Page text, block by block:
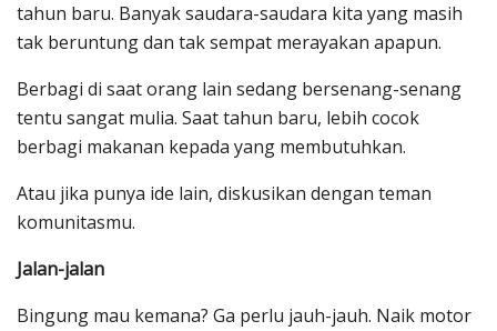
tahun baru. Banyak saudara-saudara kita yang masih
tak beruntung dan tak sempat merayakan apapun.
Berbagi di saat orang lain sedang bersenang-senang
tentu sangat mulia. Saat tahun baru, lebih cocok
berbagi makanan kepada yang membutuhkan.
Atau jika punya ide lain, diskusikan dengan teman
komunitasmu.
Jalan-jalan
Bingung mau kemana? Ga perlu jauh-jauh. Naik motor